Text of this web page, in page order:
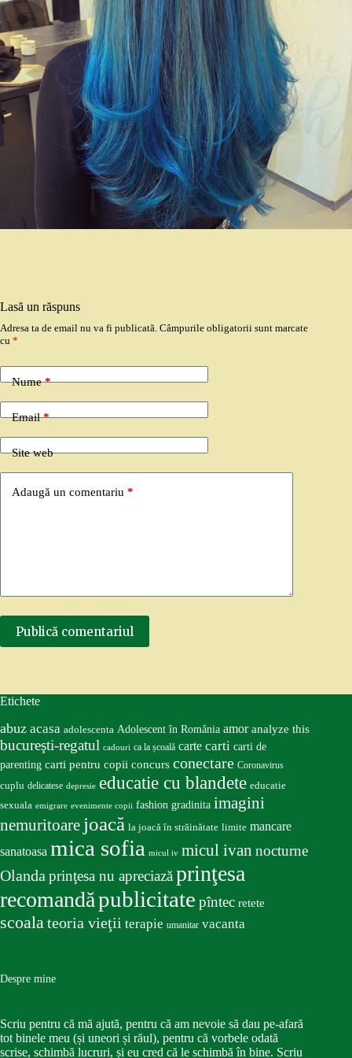
Lasă un răspuns
Adresa ta de email nu va fi publicată. Câmpurile obligatorii sunt marcate
cu *
Nume*
Email*
Site web
Adaugă un comentariu *
Publică comentariul
Etichete
abuz acasa adolescenta Adolescent în România amor analyze this
bucureşti-regatul cadouri ca la școală carte carti carti de
parenting carti pentru copii concurs conectare Coronavirus
cuplu delicatese depresie educatie cu blandete educatie
sexuala emigrare evenimente copii fashion gradinita imagini
nemuritoare joacă la joacă în străinătate limite mancare
sanatoasa mica sofia micul iv micul ivan nocturne
Olandaprinţesa nu apreciazăprinţesa
recomandăpublicitate pîntec retete
scoalateoria vieţii terapie umanitar vacanta
Despre mine
Scriu pentru că mă ajută, pentru că am nevoie să dau pe-afară
tot binele meu (și uneori și răul), pentru că vorbele odată
scrise, schimbă lucruri, și eu cred că le schimbă în bine. Scriu